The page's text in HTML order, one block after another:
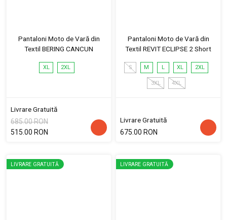
Pantaloni Moto de Vară din
Textil BERING CANCUN
XL 2XL
Livrare Gratuită
685.00 RON
515.00 RON
Pantaloni Moto de Vară din
Textil REVIT ECLIPSE 2 Short
S M L XL 2XL
3XL 4XL
Livrare Gratuită
675.00 RON
LIVRARE GRATUITĂ LIVRARE GRATUITĂ